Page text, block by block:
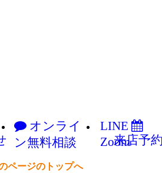
オンライ
ン無料相談
LINE
Zoom
来店予
ページのトップへ